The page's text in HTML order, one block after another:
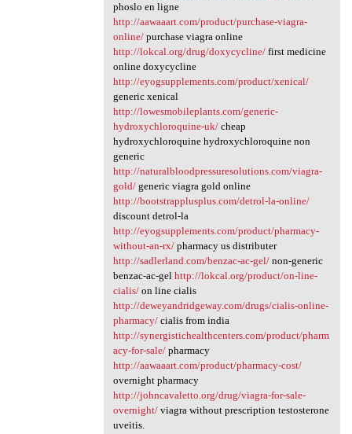
phoslo en ligne
http://aawaaart.com/product/purchase-viagra-
online/purchase viagra online
http://lokcal.org/drug/doxycycline/first medicine
online doxycycline
http://eyogsupplements.com/product/xenical/
generic xenical
http://lowesmobileplants.com/generic-
hydroxychloroquine-uk/cheap
hydroxychloroquine hydroxychloroquine non
generic
http://naturalbloodpressuresolutions.com/viagra-
gold/generic viagra gold online
http://bootstrapplusplus.com/detrol-la-online/
discount detrol-la
http://eyogsupplements.com/product/pharmacy-
without-an-rx/pharmacy us distributer
http://sadlerland.com/benzac-ac-gel/non-generic
benzac-ac-gel http://lokcal.org/product/on-line-
cialis/on line cialis
http://deweyandridgeway.com/drugs/cialis-online-
pharmacy/cialis from india
http://synergistichealthcenters.com/product/pharm
acy-for-sale/pharmacy
http://aawaaart.com/product/pharmacy-cost/
overnight pharmacy
http://johncavaletto.org/drug/viagra-for-sale-
overnight/viagra without prescription testosterone
uveitis.